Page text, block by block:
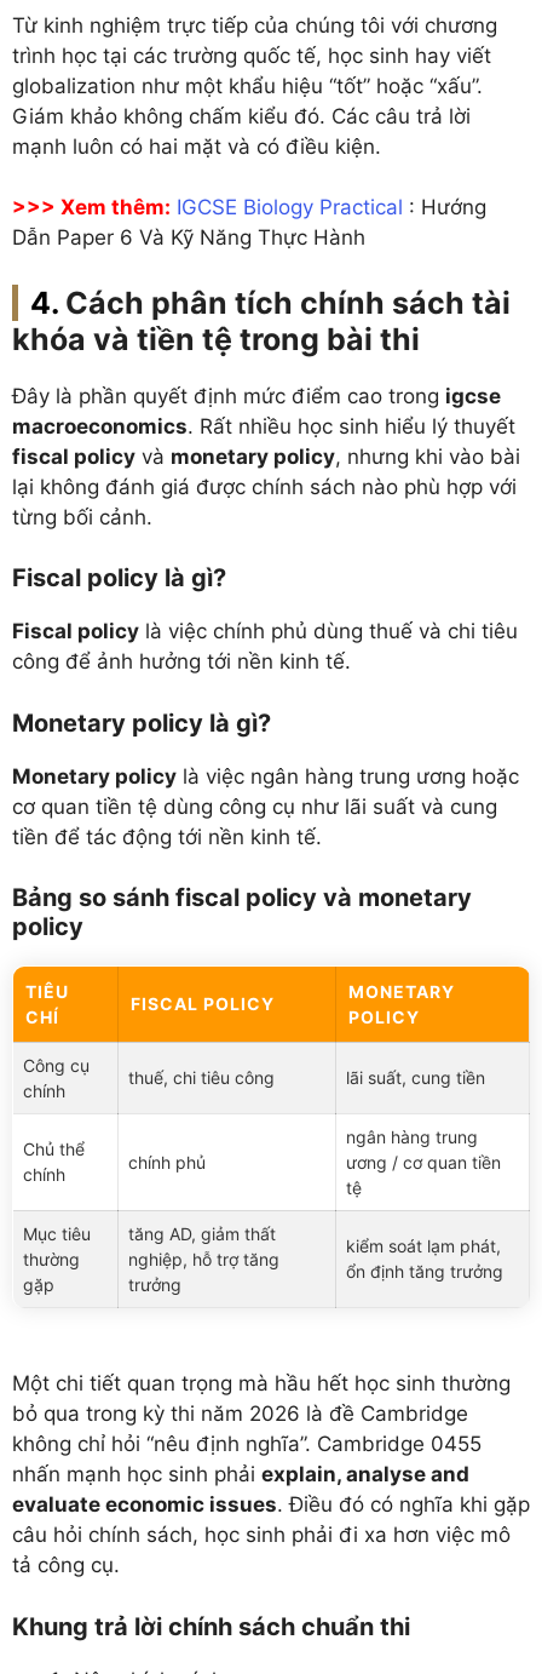
Từ kinh nghiệm trực tiếp của chúng tôi với chương
trình học tại các trường quốc tế, học sinh hay viết
globalization như một khẩu hiệu “tốt” hoặc “xấu”.
Giám khảo không chấm kiểu đó. Các câu trả lời
mạnh luôn có hai mặt và có điều kiện.
>>> Xem thêm: IGCSE Biology Practical : Hướng
Dẫn Paper 6 Và Kỹ Năng Thực Hành
Cách phân tích chính sách tài
khóa và tiền tệ trong bài thi
Đây là phần quyết định mức điểm cao trong igcse
macroeconomics. Rất nhiều học sinh hiểu lý thuyết
fiscal policy và monetary policy, nhưng khi vào bài
lại không đánh giá được chính sách nào phù hợp với
từng bối cảnh.
Fiscal policy là gì?
Fiscal policy là việc chính phủ dùng thuế và chi tiêu
công để ảnh hưởng tới nền kinh tế.
Monetary policy là gì?
Monetary policy là việc ngân hàng trung ương hoặc
cơ quan tiền tệ dùng công cụ như lãi suất và cung
tiền để tác động tới nền kinh tế.
Bảng so sánh fiscal policy và monetary
policy
TIÊU
CHÍ
FISCAL POLICY
MONETARY
POLICY
Công cụ
chính
thuế, chi tiêu công lãi suất, cung tiền
Chủ thể
chính
chính phủ
ngân hàng trung
ương / cơ quan tiền
tệ
Mục tiêu
thường
gặp
tăng AD, giảm thất
nghiệp, hỗ trợ tăng
trưởng
kiểm soát lạm phát,
ổn định tăng trưởng
Một chi tiết quan trọng mà hầu hết học sinh thường
bỏ qua trong kỳ thi năm 2026 là đề Cambridge
không chỉ hỏi “nêu định nghĩa”. Cambridge 0455
nhấn mạnh học sinh phải explain, analyse and
evaluate economic issues. Điều đó có nghĩa khi gặp
câu hỏi chính sách, học sinh phải đi xa hơn việc mô
tả công cụ.
Khung trả lời chính sách chuẩn thi